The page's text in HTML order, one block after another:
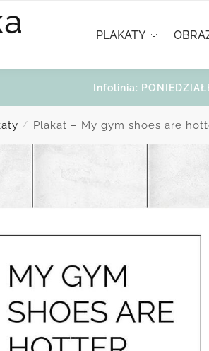
PLAKATY
Infolinia:
/ Plakat – My gym shoes are